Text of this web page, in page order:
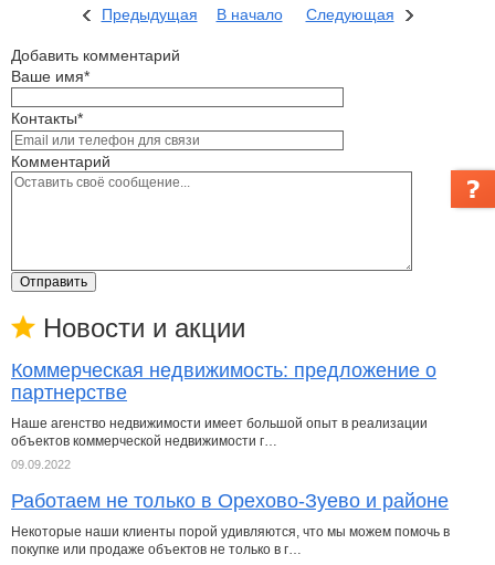
Предыдущая В начало Следующая
Добавить комментарий
Ваше имя*
Контакты*
Комментарий
Отправить
Новости и акции
Коммерческая недвижимость: предложение о
партнерстве
Наше агенство недвижимости имеет большой опыт в реализации
объектов коммерческой недвижимости г…
09.09.2022
Работаем не только в Орехово-Зуево и районе
Некоторые наши клиенты порой удивляются, что мы можем помочь в
покупке или продаже объектов не только в г…